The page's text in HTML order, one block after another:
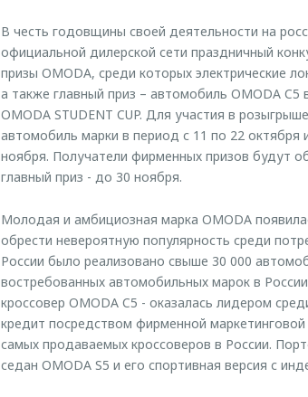
В честь годовщины своей деятельности на
официальной дилерской сети праздничный
призы OMODA, среди которых электрические
а также главный приз – автомобиль OMODA
OMODA STUDENT CUP. Для участия в
автомобиль марки в период с 11 по 22 октября
ноября. Получатели фирменных призов будут
главный приз - до 30 ноября.
Молодая и амбициозная марка OMODA
обрести невероятную популярность среди
России было реализовано свыше 30 000
востребованных автомобильных марок в
кроссовер OMODA C5 - оказалась лидером
кредит посредством фирменной
самых продаваемых кроссоверов в России.
седан OMODA S5 и его спортивная версия с